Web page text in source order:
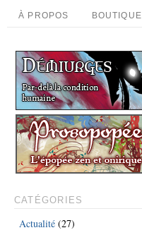
À PROPOS BOUTIQUE
CATÉGORIES
Actualité (27)